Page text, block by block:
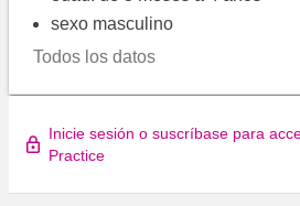
sexo masculino
Todos los datos
Inicie sesión o suscríbase para
Practice